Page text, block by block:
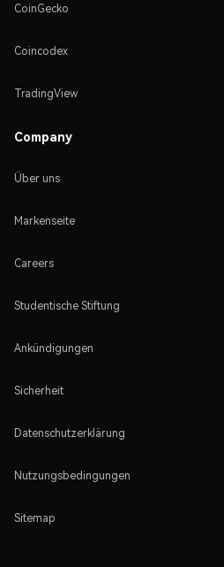
CoinGecko
Coincodex
TradingView
Company
Über uns
Markenseite
Careers
Studentische Stiftung
Ankündigungen
Sicherheit
Datenschutzerklärung
Nutzungsbedingungen
Sitemap